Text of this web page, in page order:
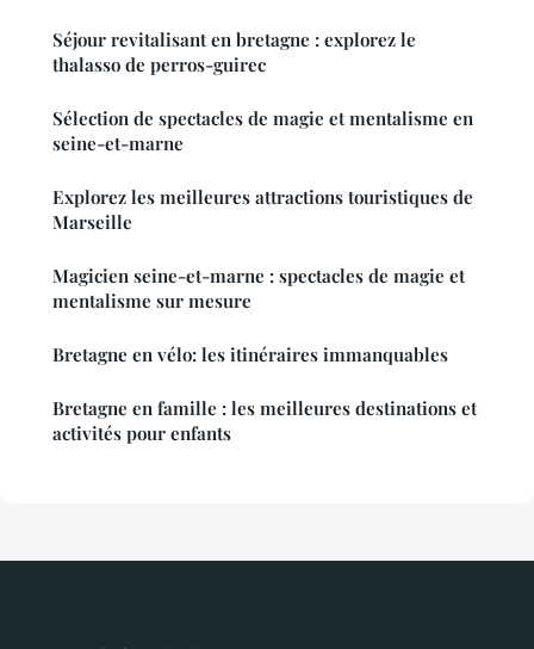
Séjour revitalisant en bretagne : explorez le
thalasso de perros-guirec
Sélection de spectacles de magie et mentalisme en
seine-et-marne
Explorez les meilleures attractions touristiques de
Marseille
Magicien seine-et-marne : spectacles de magie et
mentalisme sur mesure
Bretagne en vélo: les itinéraires immanquables
Bretagne en famille : les meilleures destinations et
activités pour enfants